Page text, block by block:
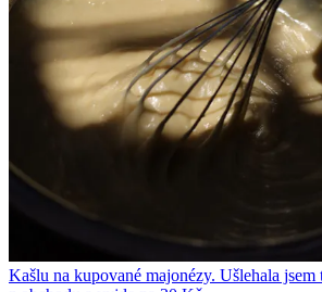
Kašlu na kupované majonézy. Ušlehala